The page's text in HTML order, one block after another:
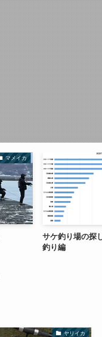
マメイカ
サケ釣り場の探
釣り編
ヤリイカ